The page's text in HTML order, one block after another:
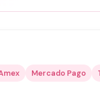
Mercado Pago